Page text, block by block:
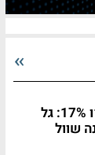
אטלסיאן מזנקת 28%, טווליו 17%: גל
שוול